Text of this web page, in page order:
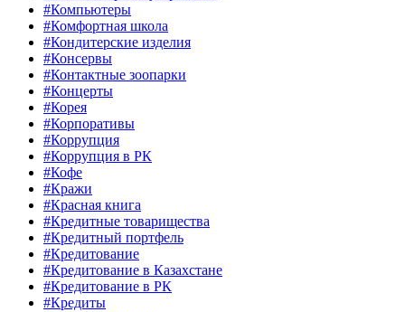
#Компьютеры
#Комфортная школа
#Кондитерские изделия
#Консервы
#Контактные зоопарки
#Концерты
#Корея
#Корпоративы
#Коррупция
#Коррупция в РК
#Кофе
#Кражи
#Красная книга
#Кредитные товарищества
#Кредитный портфель
#Кредитование
#Кредитование в Казахстане
#Кредитование в РК
#Кредиты